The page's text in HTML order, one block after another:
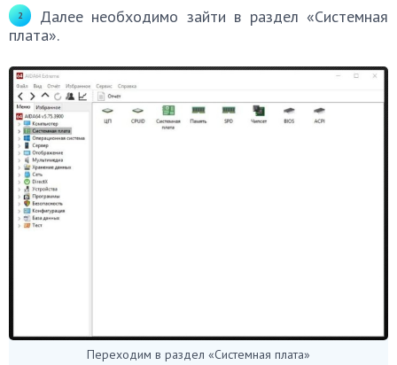
Далее необходимо зайти в раздел «Системная
плата».
Переходим в раздел «Системная плата»